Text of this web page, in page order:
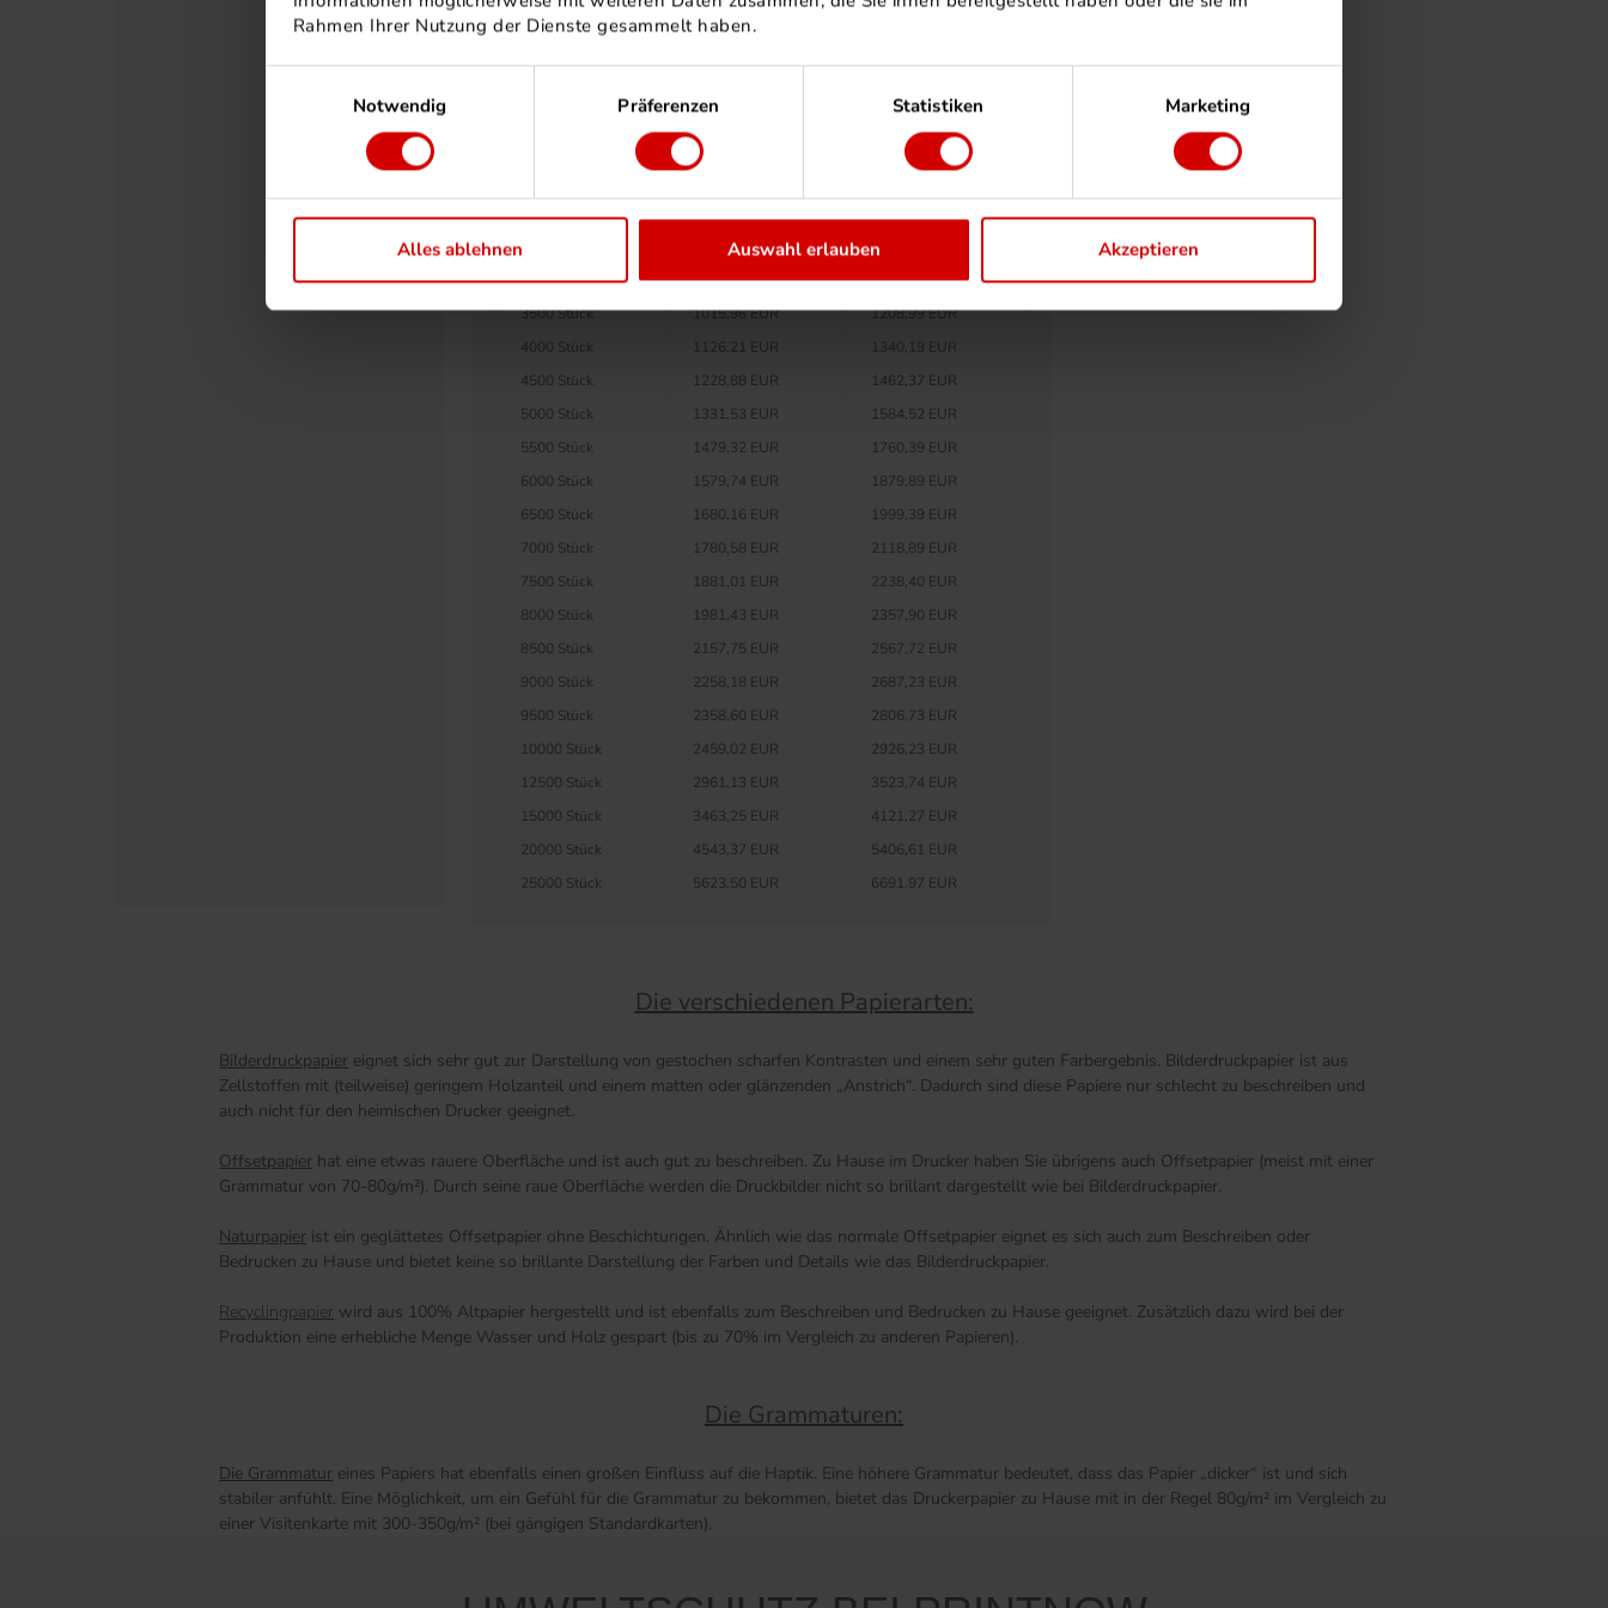
Rahmen Ihrer Nutzung der Dienste gesammelt haben.
Notwendig
Präferenzen Statistiken Marketing
Alles ablehnen Auswahl erlauben Akzeptieren
1400 Stück
571,13 EUR
679,64 EUR
635,76 EUR
756,55 EUR
662,37 EUR
788,22 EUR
2000 Stück
2500 Stück
803,06 EUR
955,64 EUR
3000 Stück
913,30 EUR
1086,83 EUR
3500 Stück
1015,96 EUR
1208,99 EUR
4000 Stück
1126,21 EUR
1340,19 EUR
4500 Stück
1228,88 EUR
1462,37 EUR
5000 Stück
1331,53 EUR
1584,52 EUR
5500 Stück
1479,32 EUR
1760,39 EUR
6000 Stück
1579,74 EUR
1879,89 EUR
6500 Stück
1680,16 EUR
1999,39 EUR
7000 Stück
1780,58 EUR
2118,89 EUR
7500 Stück
1881,01 EUR
2238,40 EUR
8000 Stück
1981,43 EUR
2357,90 EUR
8500 Stück
2157,75 EUR
2567,72 EUR
9000 Stück
2258,18 EUR
2687,23 EUR
9500 Stück
2358,60 EUR
2806,73 EUR
10000 Stück
2459,02 EUR
2926,23 EUR
12500 Stück
2961,13 EUR
3523,74 EUR
15000 Stück
3463,25 EUR
4121,27 EUR
20000 Stück
4543,37 EUR
5406,61 EUR
25000 Stück
5623,50 EUR 6691,97 EUR
Die verschiedenen Papierarten:
Bilderdruckpapier eignet sich sehr gut zur Darstellung von gestochen scharfen Kontrasten und einem sehr guten Farbergebnis. Bilderdruckpapier ist aus
Zellstoffen mit (teilweise) geringem Holzanteil und einem matten oder glänzenden „Anstrich“. Dadurch sind diese Papiere nur schlecht zu beschreiben und
auch nicht für den heimischen Drucker geeignet.
Offsetpapier hat eine etwas rauere Oberfläche und ist auch gut zu beschreiben. Zu Hause im Drucker haben Sie übrigens auch Offsetpapier (meist mit einer
Grammatur von 70-80g/m²). Durch seine raue Oberfläche werden die Druckbilder nicht so brillant dargestellt wie bei Bilderdruckpapier.
Naturpapier ist ein geglättetes Offsetpapier ohne Beschichtungen. Ähnlich wie das normale Offsetpapier eignet es sich auch zum Beschreiben oder
Bedrucken zu Hause und bietet keine so brillante Darstellung der Farben und Details wie das Bilderdruckpapier.
Recyclingpapier wird aus 100% Altpapier hergestellt und ist ebenfalls zum Beschreiben und Bedrucken zu Hause geeignet. Zusätzlich dazu wird bei der
Produktion eine erhebliche Menge Wasser und Holz gespart (bis zu 70% im Vergleich zu anderen Papieren).
Die Grammaturen:
Die Grammatur eines Papiers hat ebenfalls einen großen Einfluss auf die Haptik. Eine höhere Grammatur bedeutet, dass das Papier „dicker“ ist und sich
stabiler anfühlt. Eine Möglichkeit, um ein Gefühl für die Grammatur zu bekommen, bietet das Druckerpapier zu Hause mit in der Regel 80g/m² im Vergleich zu
einer Visitenkarte mit 300-350g/m² (bei gängigen Standardkarten).